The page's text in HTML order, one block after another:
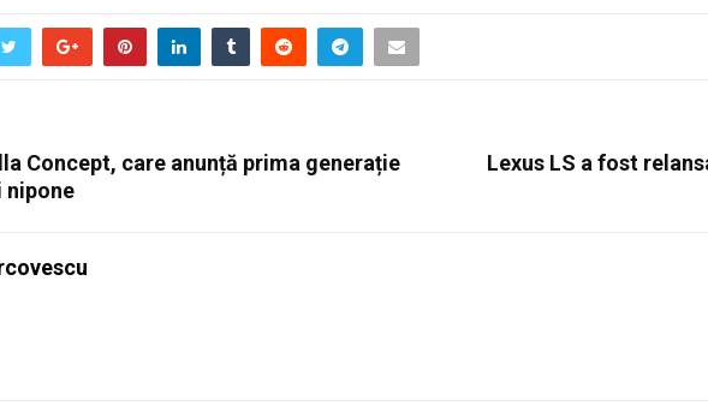
Concept, care anunță prima generație
nipone
Lexus LS a fost